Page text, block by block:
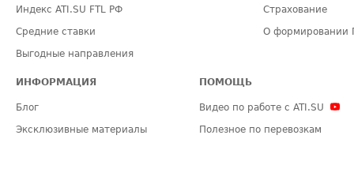
Индекс ATI.SU FTL РФ
Средние ставки
Выгодные направления
Страхование
О формировании
ИНФОРМАЦИЯ
Блог
Эксклюзивные материалы
ПОМОЩЬ
Видео по работе с ATI.SU
Полезное по перевозкам